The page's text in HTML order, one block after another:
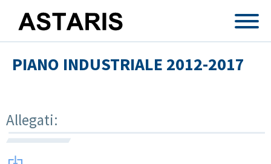
PIANO INDUSTRIALE 2012-2017
Allegati: